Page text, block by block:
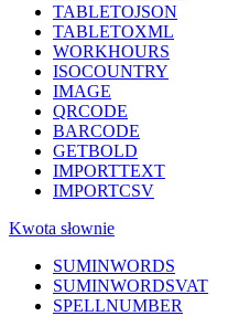
TABLETOJSON
TABLETOXML
WORKHOURS
ISOCOUNTRY
IMAGE
QRCODE
BARCODE
GETBOLD
IMPORTTEXT
IMPORTCSV
Kwota słownie
SUMINWORDS
SUMINWORDSVAT
SPELLNUMBER